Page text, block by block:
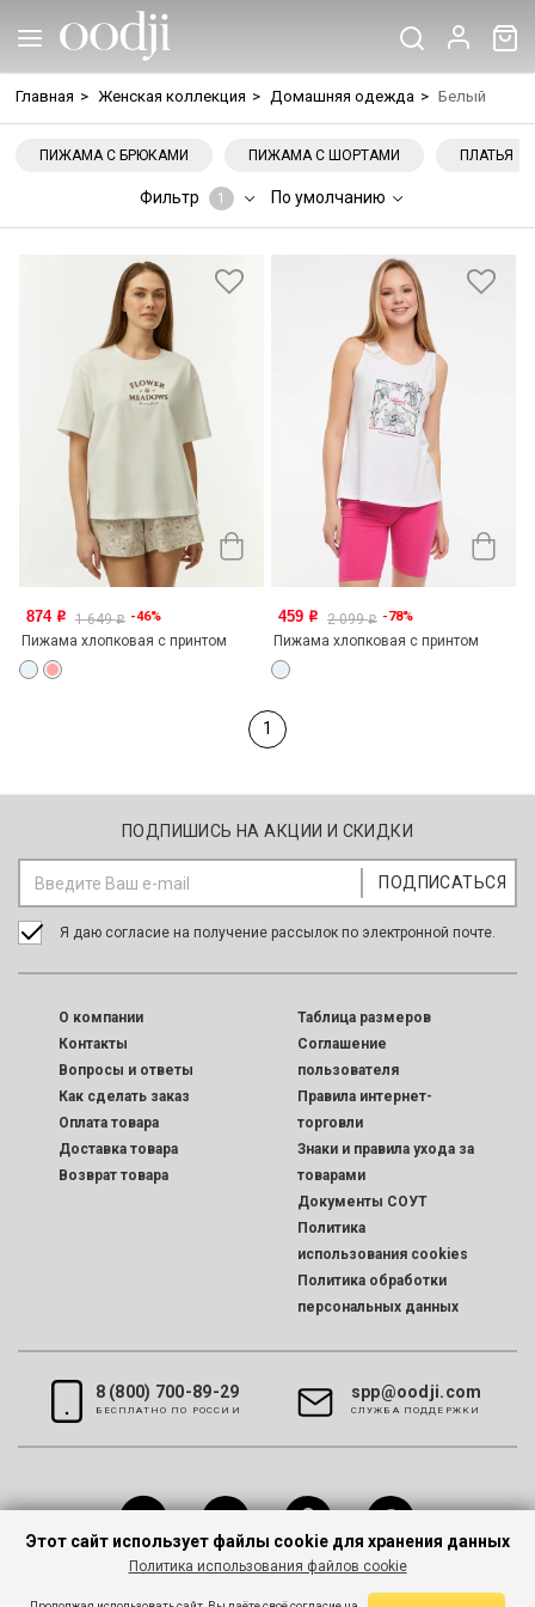
Главная > Женская коллекция > Домашняя одежда > Белый
ПИЖАМА С БРЮКАМИ ПИЖАМА С ШОРТАМИ ПЛАТЬЯ
Фильтр 1 По умолчанию
874 o 1 649o -46%
Пижама хлопковая с принтом
459 o 2 099o -78%
Пижама хлопковая с принтом
1
ПОДПИШИСЬ НА АКЦИИ И СКИДКИ
Я даю согласие на получение рассылок по электронной почте.
O компании
Контакты
Вопросы и ответы
Как сделать заказ
Оплата товара
Доставка товара
Возврат товара
Таблица размеров
Соглашение
пользователя
Правила интернет-
торговли
Знаки и правила ухода за
товарами
Документы СОУТ
Политика
использования cookies
Политика обработки
персональных данных
8 (800) 700-89-29
БЕСПЛАТНО ПО РОССИИ
spp@oodji.com
CЛУЖБА ПОДДЕРЖКИ
Этот сайт использует файлы cookie для хранения данных
Политика использования файлов cookie